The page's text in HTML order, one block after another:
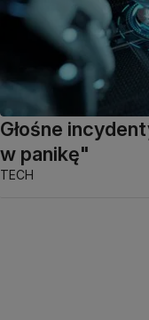
Głośne
w panikę"
TECH